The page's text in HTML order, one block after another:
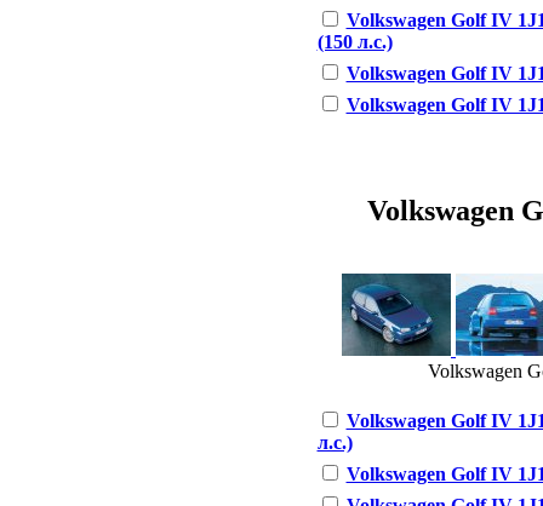
Volkswagen Golf IV
(150 л.с.)
Volkswagen Golf IV
Volkswagen Golf IV
Volkswagen
Volkswagen
Volkswagen Golf IV
л.с.)
Volkswagen Golf IV